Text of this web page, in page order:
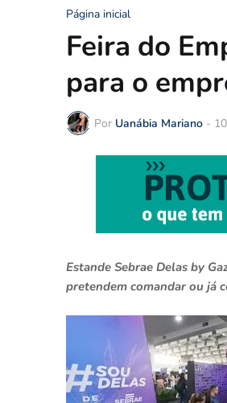
Página inicial
Feira do
para o
Por Uanábia Mariano -
Estande Sebrae Delas by
pretendem comandar ou já